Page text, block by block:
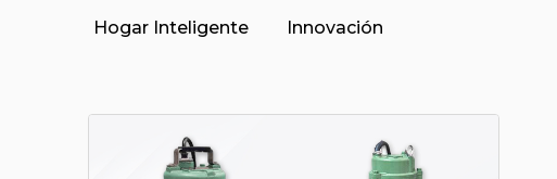
Hogar Inteligente Innovación